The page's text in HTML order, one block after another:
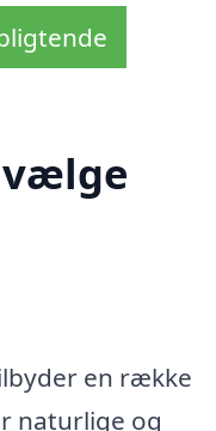
vælge
en række
naturlige og